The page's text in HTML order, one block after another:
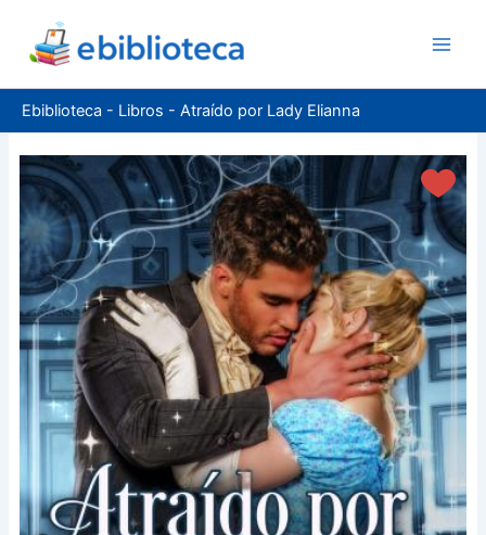
contenido
Ebiblioteca - Libros - Atraído por Lady Elianna